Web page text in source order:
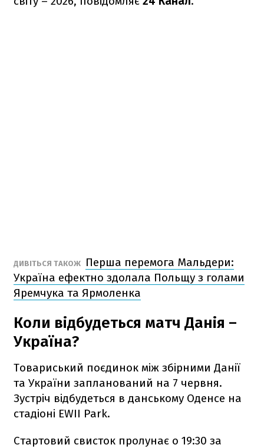
ДИВІТЬСЯ ТАКОЖ
Перша перемога Мальдери:
Україна ефектно здолала Польщу з голами
Яремчука та Ярмоленка
Коли відбудеться матч Данія –
Україна?
Товариський поєдинок між збірними Данії
та України запланований на 7 червня.
Зустріч відбудеться в данському Оденсе на
стадіоні EWII Park.
Стартовий свисток пролунає о 19:30 за